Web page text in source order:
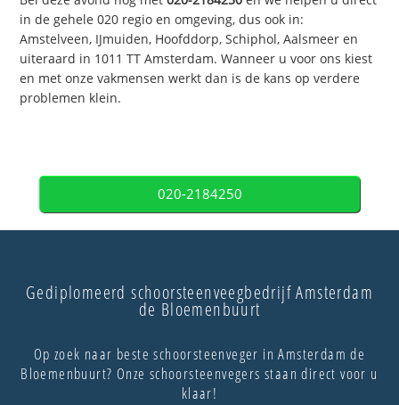
in de gehele 020 regio en omgeving, dus ook in:
Amstelveen, IJmuiden, Hoofddorp, Schiphol, Aalsmeer en
uiteraard in 1011 TT Amsterdam. Wanneer u voor ons kiest
en met onze vakmensen werkt dan is de kans op verdere
problemen klein.
020-2184250
Gediplomeerd schoorsteenveegbedrijf Amsterdam
de Bloemenbuurt
Op zoek naar beste schoorsteenveger in Amsterdam de
Bloemenbuurt? Onze schoorsteenvegers staan direct voor u
klaar!